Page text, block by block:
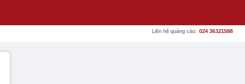
Liên hệ quảng cáo: 024 36321588